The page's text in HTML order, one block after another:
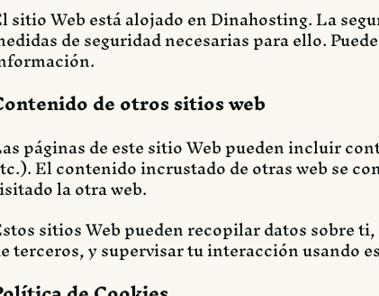
sitio Web está alojado en Dinahosting. La
de seguridad necesarias para ello.
de otros sitios web
páginas de este sitio Web pueden incluir
El contenido incrustado de otras web se
la otra web.
sitios Web pueden recopilar datos sobre
terceros, y supervisar tu interacción usando